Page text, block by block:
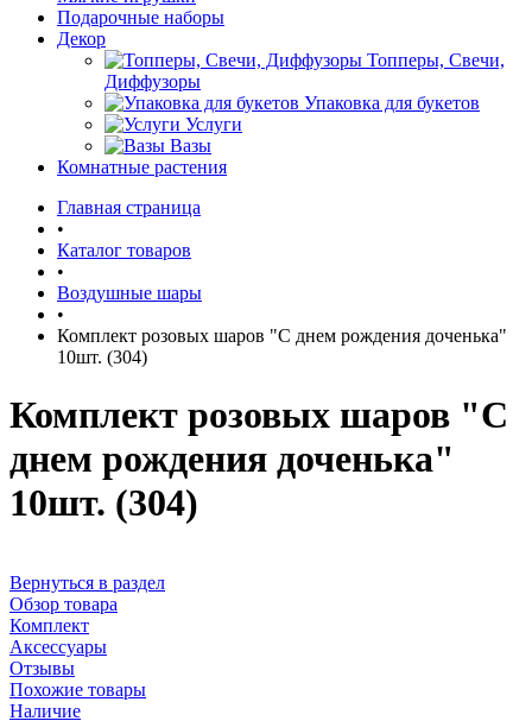
Подарочные наборы
Декор
Топперы, Свечи,
Диффузоры
Упаковка для букетов
Услуги
Вазы
Комнатные растения
Главная страница
•
Каталог товаров
•
Воздушные шары
•
Комплект розовых шаров "С днем рождения доченька"
10шт. (304)
Комплект розовых шаров "С
днем рождения доченька"
10шт. (304)
Вернуться в раздел
Обзор товара
Комплект
Аксессуары
Отзывы
Похожие товары
Наличие